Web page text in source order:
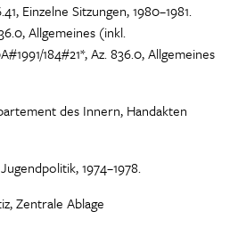
Einzelne Sitzungen, 1980–1981.
Allgemeines (inkl.
184#21*, Az. 836.0, Allgemeines
des Innern, Handakten
1974–1978.
Zentrale Ablage